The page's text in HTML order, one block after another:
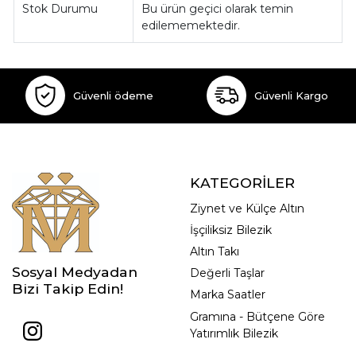
Stok Durumu
Bu ürün geçici olarak temin
edilememektedir.
Güvenli ödeme Güvenli Kargo
Sosyal Medyadan
Bizi Takip Edin!
KATEGORİLER
Ziynet ve Külçe Altın
İşçiliksiz Bilezik
Altın Takı
Değerli Taşlar
Marka Saatler
Gramına - Bütçene Göre
Yatırımlık Bilezik